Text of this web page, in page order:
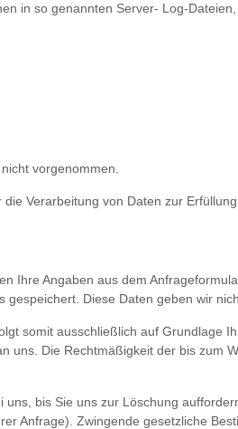
in so genannten Server- Log-
vorgenommen.
Verarbeitung von Daten zur
Ihre Angaben aus dem
Diese Daten geben wir
somit ausschließlich auf Grundlage
uns. Die Rechtmäßigkeit der bis zum
bis Sie uns zur Löschung
Anfrage). Zwingende gesetzliche